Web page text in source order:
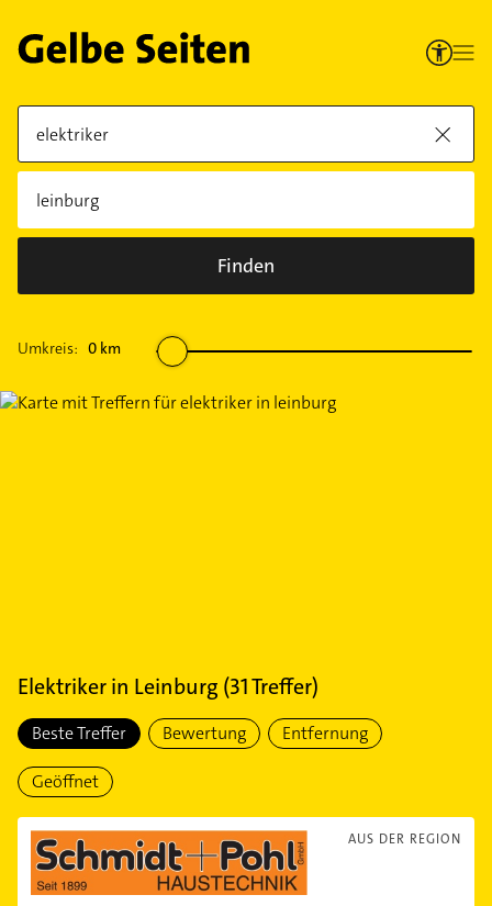
Finden
Umkreis: 0 km
Elektrikerin Leinburg (31Treffer)
Beste Treffer Bewertung Entfernung
Geöffnet
AUS DER REGION